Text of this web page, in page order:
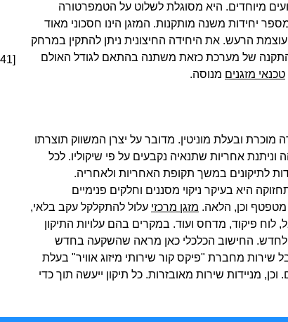
מיוחדים. היא מסוגלת לשלוט על הטמפרטורה
יחידות משנה מותקנות. המזגן הינו חסכוני מאוד
הרעש. את היחידה החיצונית ניתן להתקין במרחק
של מערכת כזאת משתנה בהתאם לגודל האולם
טכנאי מזגנים מנוסה.
מוכרת ובעלת מוניטין. מדובר על יצרן המשווק תוצרתו
אחריות שתנאיה נקבעים על פי שיקוליו. לכל
לתיקונים במשך תקופת האחריות ולאחריה.
היא בעיקר ניקוי מסננים וחלקים פנימיים
מטפטף וכן, הלאה. מזגן מרכזי עלול להתקלקל עקב בלאי,
לוח פיקוד, מדחס ועוד. במקרים בהם עלויות התיקון
לחדש. החישוב הכלכלי כאן מראה שהשקעה בחדש
מחברת "פיקס קור שירותי מיזוג אוויר" בעלת
מניידות שירות מאובזרות. כל תיקון ייעשה תוך כדי
[pojo-form id="41"]